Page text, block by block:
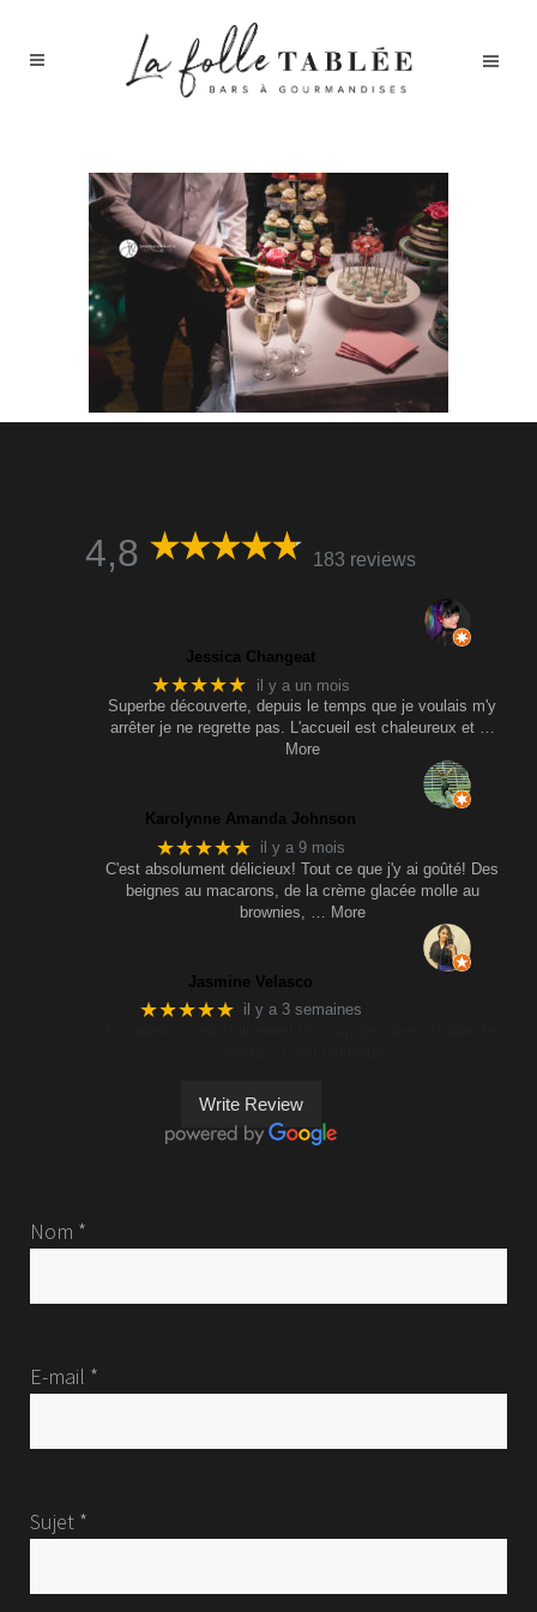
4,8 183 reviews
Jessica Changeat
★★★★★
il y a un mois
Superbe découverte, depuis le temps que je voulais m'y
arrêter je ne regrette pas. L'accueil est chaleureux et …
More
Karolynne Amanda Johnson
★★★★★ il y a 9 mois
C'est absolument délicieux! Tout ce que j'y ai goûté! Des
beignes au macarons, de la crème glacée molle au
brownies,
… More
Jasmine Velasco
★★★★★ il y a 3 semaines
Write Review
Nom *
E-mail *
Sujet *